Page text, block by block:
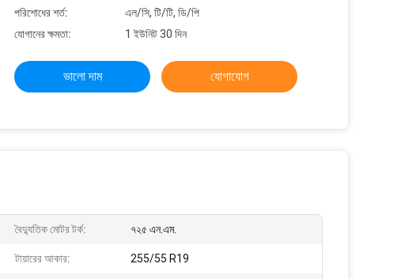
পরিশোধের শর্ত:
এল/সি, টি/টি, ডি/পি
যোগানের ক্ষমতা:
1 ইউনিট 30 দিন
ভালো দাম যোগাযোগ
বৈদ্যুতিক মোটর টর্ক: ৭২৫ এন.এম.
টায়ারের আকার: 255/55 R19